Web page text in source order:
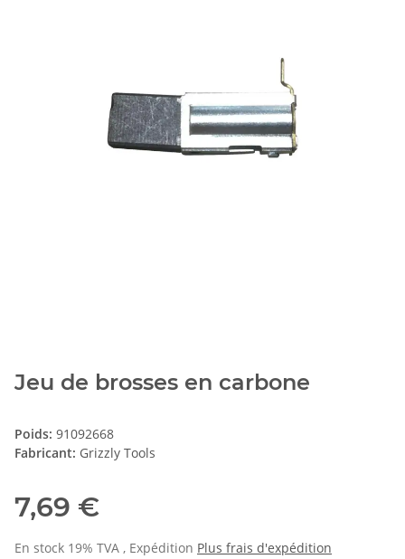
Jeu de brosses en carbone
Poids: 91092668
Fabricant: Grizzly Tools
7,69 €
En stock 19% TVA , Expédition Plus frais d'expédition